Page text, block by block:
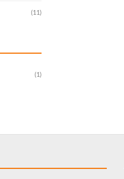
(11)
(1)